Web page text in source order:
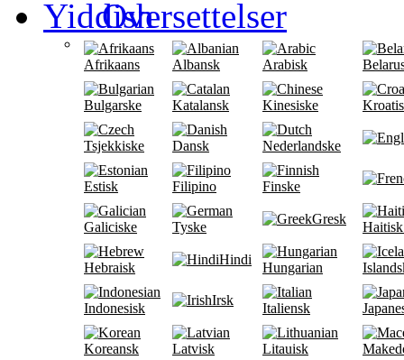
Oversettelser
Afrikaans Albansk Arabisk
Bulgarske Katalansk Kinesiske
Tsjekkiske Dansk Nederlandske
Estisk Filipino Finske
Galiciske Tyske
Gresk
Hebraisk
Hindi
Hungarian
Indonesisk
Irsk
Italiensk
Koreansk Latvisk Litauisk